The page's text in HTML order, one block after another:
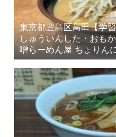
東京都豊島区高田【学
しゅういんした・おも
噌らーめん屋 ちょりん